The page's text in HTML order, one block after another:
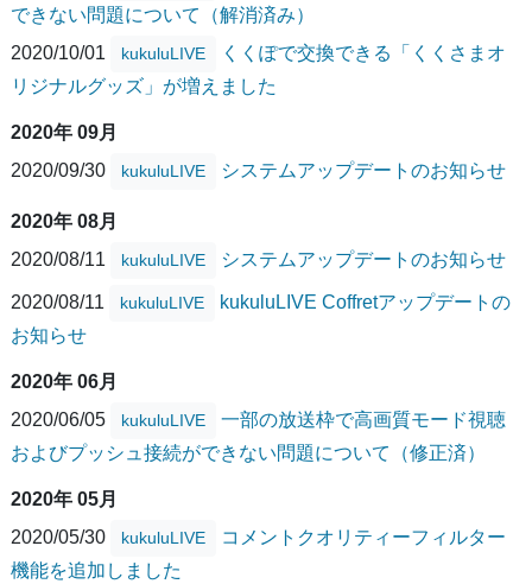
できない問題について（解消済み）
2020/10/01
kukuluLIVE
くくぽで交換できる「くくさまオ
リジナルグッズ」が増えました
2020年 09月
2020/09/30
kukuluLIVE システムアップデートのお知らせ
2020年 08月
2020/08/11
kukuluLIVE システムアップデートのお知らせ
2020/08/11 kukuluLIVE
kukuluLIVE Coffretアップデートの
お知らせ
2020年 06月
2020/06/05
kukuluLIVE
一部の放送枠で高画質モード視聴
およびプッシュ接続ができない問題について（修正済）
2020年 05月
2020/05/30
kukuluLIVE
コメントクオリティーフィルター
機能を追加しました